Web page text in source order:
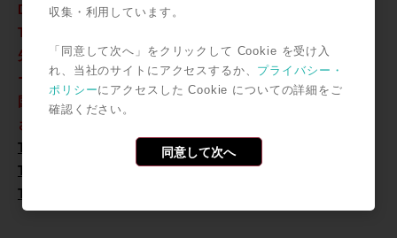
DIGITAL PERFORMER 7
TANGOをご存じの方も、そうでない方も、まずはこの
先進のコントローラーに触れてください。コントローラ
ーに対する世界観が変わるはずです。
国内：発売時期未定・価格未定（お楽しみにお待ちくだ
さい）
TANGO2の情報（本国サイト）
TANGOのレビュー（ROCK ON PRO）
TANGOの導入事例（ROCK ON PRO）
収集・利用しています。
「同意して次へ」をクリックして Cookie を受け入
れ、当社のサイトにアクセスするか、 プライバシー・
ポリシーにアクセスした Cookie についての詳細をご
確認ください。
同意して次へ